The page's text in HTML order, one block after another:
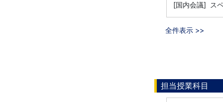
[国内会議] ス
全件表示 >>
担当授業科目